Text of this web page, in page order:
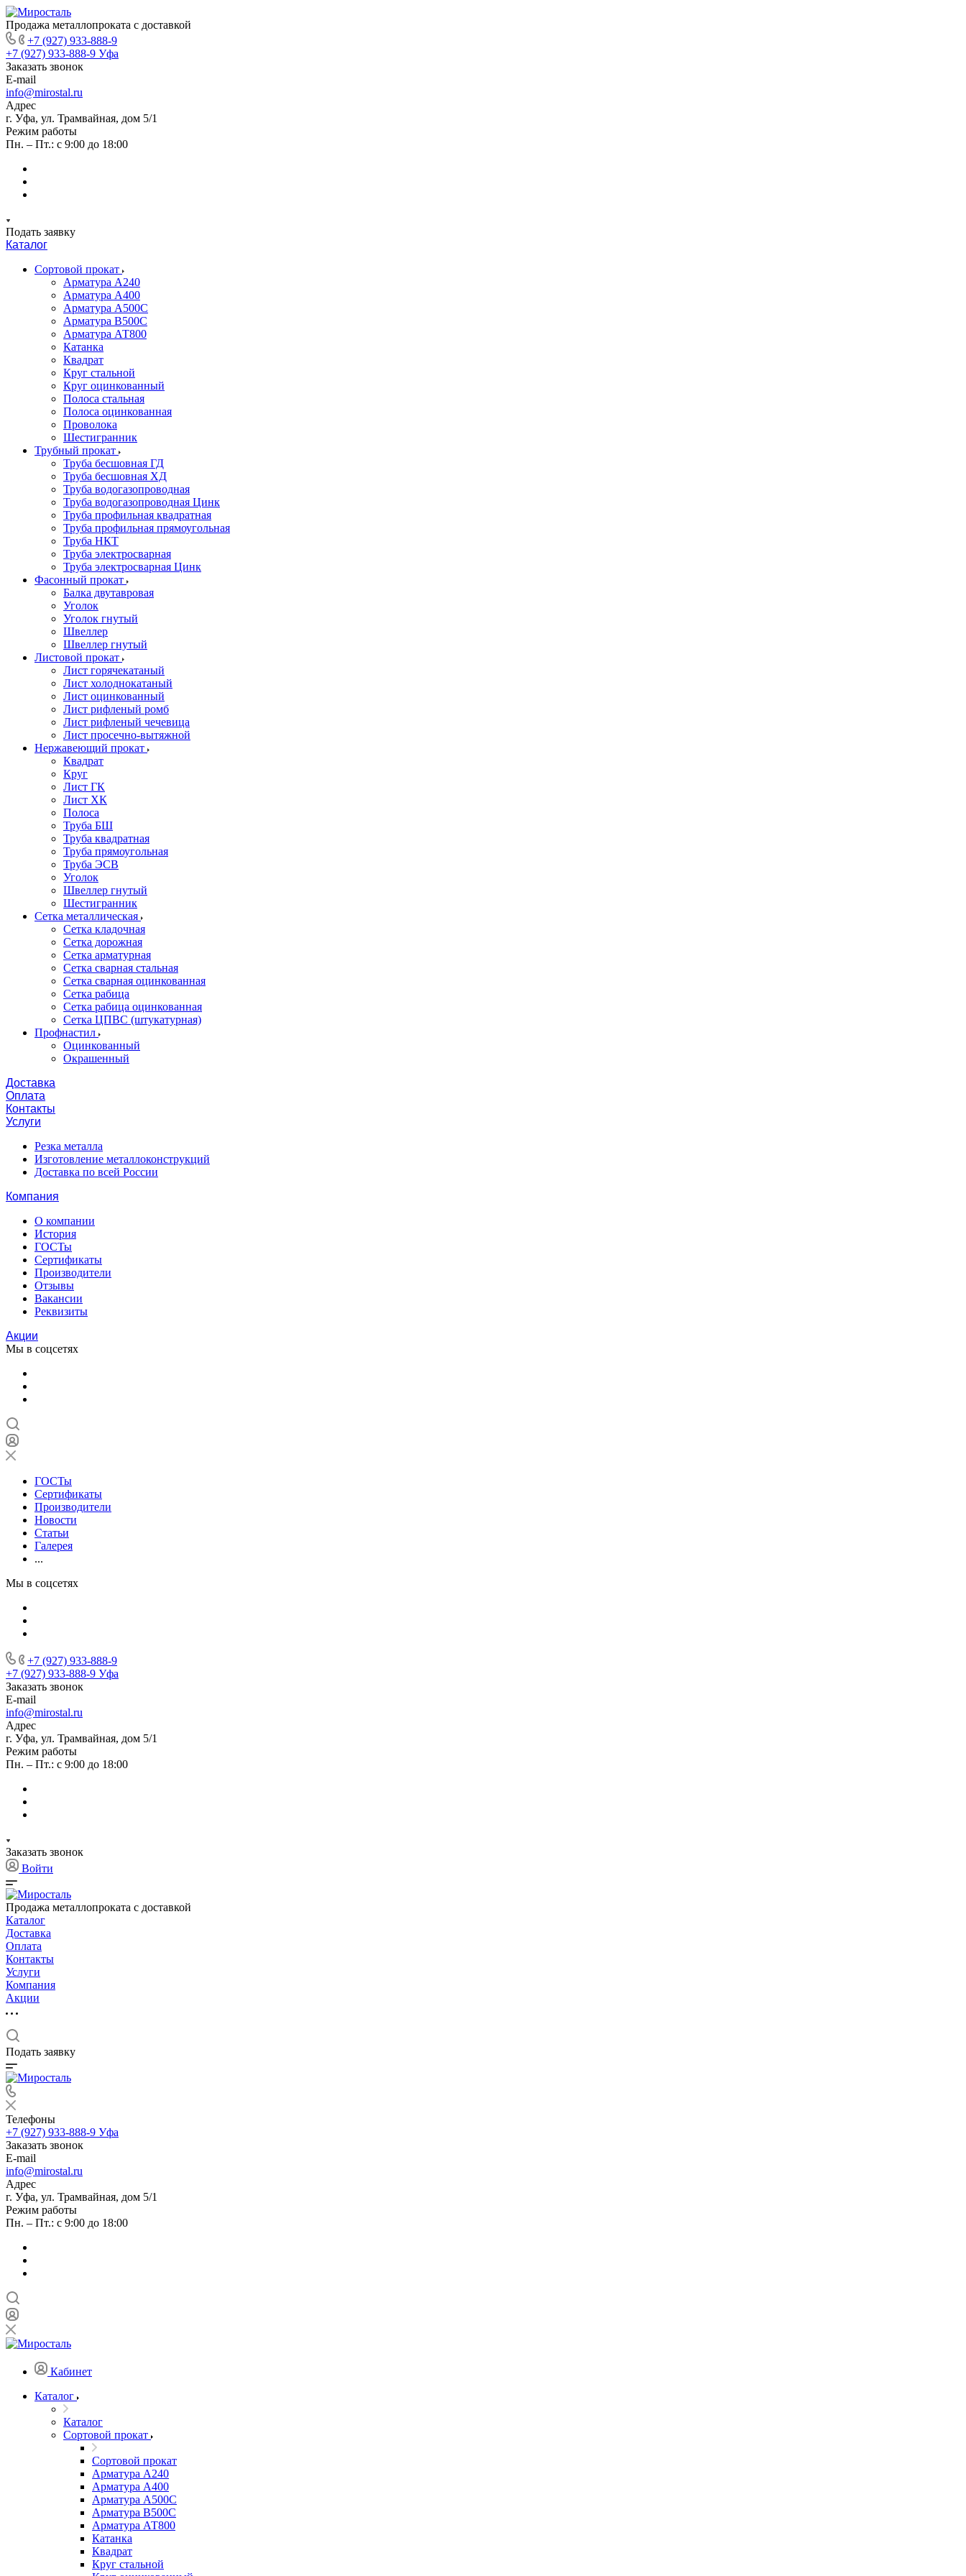
Продажа металлопроката с доставкой
+7 (927) 933-888-9
+7 (927) 933-888-9 Уфа
Заказать звонок
E-mail
info@mirostal.ru
Адрес
г. Уфа, ул. Трамвайная, дом 5/1
Режим работы
Пн. – Пт.: с 9:00 до 18:00
Подать заявку
Каталог
Сортовой прокат
Арматура А240
Арматура А400
Арматура А500C
Арматура В500С
Арматура АТ800
Катанка
Квадрат
Круг стальной
Круг оцинкованный
Полоса стальная
Полоса оцинкованная
Проволока
Шестигранник
Трубный прокат
Труба бесшовная ГД
Труба бесшовная ХД
Труба водогазопроводная
Труба водогазопроводная Цинк
Труба профильная квадратная
Труба профильная прямоугольная
Труба НКТ
Труба электросварная
Труба электросварная Цинк
Фасонный прокат
Балка двутавровая
Уголок
Уголок гнутый
Швеллер
Швеллер гнутый
Листовой прокат
Лист горячекатаный
Лист холоднокатаный
Лист оцинкованный
Лист рифленый ромб
Лист рифленый чечевица
Лист просечно-вытяжной
Нержавеющий прокат
Квадрат
Круг
Лист ГК
Лист ХК
Полоса
Труба БШ
Труба квадратная
Труба прямоугольная
Труба ЭСВ
Уголок
Швеллер гнутый
Шестигранник
Сетка металлическая
Сетка кладочная
Сетка дорожная
Сетка арматурная
Сетка сварная стальная
Сетка сварная оцинкованная
Сетка рабица
Сетка рабица оцинкованная
Сетка ЦПВС (штукатурная)
Профнастил
Оцинкованный
Окрашенный
Доставка
Оплата
Контакты
Услуги
Резка металла
Изготовление металлоконструкций
Доставка по всей России
Компания
О компании
История
ГОСТы
Сертификаты
Производители
Отзывы
Вакансии
Реквизиты
Акции
Мы в соцсетях
ГОСТы
Сертификаты
Производители
Новости
Статьи
Галерея
...
Мы в соцсетях
+7 (927) 933-888-9
+7 (927) 933-888-9 Уфа
Заказать звонок
E-mail
info@mirostal.ru
Адрес
г. Уфа, ул. Трамвайная, дом 5/1
Режим работы
Пн. – Пт.: с 9:00 до 18:00
Заказать звонок
Войти
Продажа металлопроката с доставкой
Каталог
Доставка
Оплата
Контакты
Услуги
Компания
Акции
Подать заявку
Телефоны
+7 (927) 933-888-9 Уфа
Заказать звонок
E-mail
info@mirostal.ru
Адрес
г. Уфа, ул. Трамвайная, дом 5/1
Режим работы
Пн. – Пт.: с 9:00 до 18:00
Кабинет
Каталог
Каталог
Сортовой прокат
Сортовой прокат
Арматура А240
Арматура А400
Арматура А500C
Арматура В500С
Арматура АТ800
Катанка
Квадрат
Круг стальной